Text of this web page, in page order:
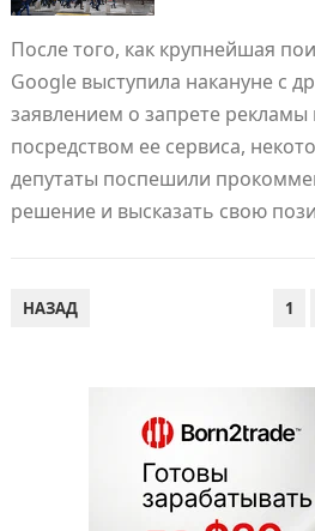
После того, как крупнейшая
Google выступила накануне с
заявлением о запрете
посредством ее сервиса,
депутаты поспешили
решение и высказать свою
ПАГИНАЦИЯ
НАЗАД 1